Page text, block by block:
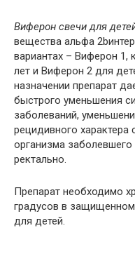
Виферон свечи для
вещества альфа
вариантах – Виферон 1,
лет и Виферон 2 для
назначении препарат
быстрого уменьшения
заболеваний,
рецидивного
организма
ректально.
Препарат необходимо
градусов в
для детей.